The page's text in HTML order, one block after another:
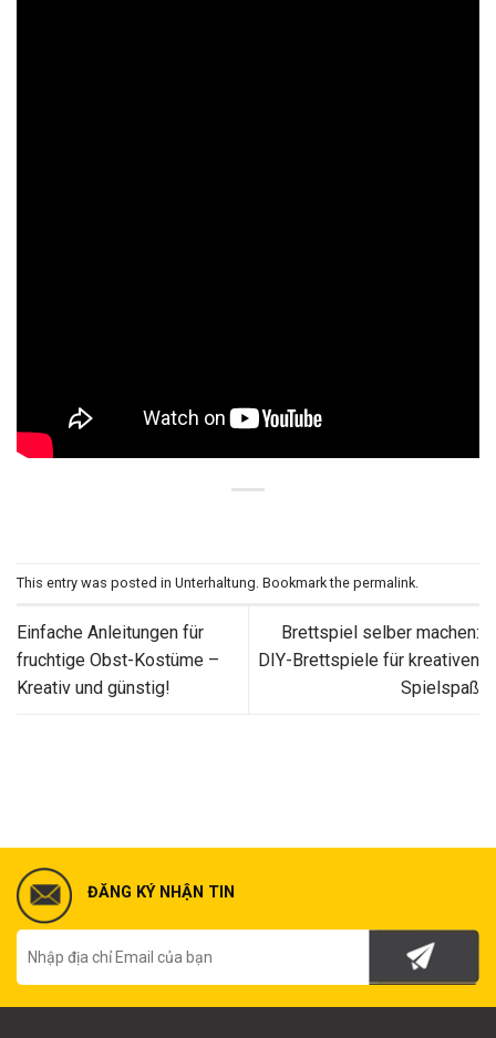
This entry was posted in Unterhaltung . Bookmark the permalink
Einfache Anleitungen für
fruchtige Obst-Kostüme –
Kreativ und günstig!
Brettspiel selber machen:
DIY-Brettspiele für kreativen
Spielspaß
ĐĂNG KÝ NHẬN TIN